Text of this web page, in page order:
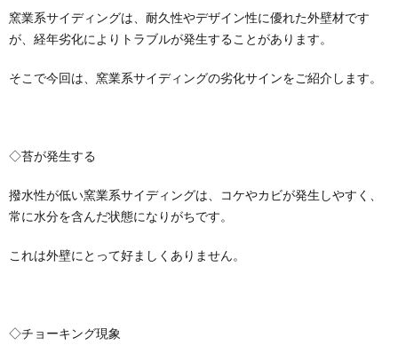
窯業系サイディングは、耐久性やデザイン性に優れた外壁材です
が、経年劣化によりトラブルが発生することがあります。
そこで今回は、窯業系サイディングの劣化サインをご紹介します。
◇苔が発生する
撥水性が低い窯業系サイディングは、コケやカビが発生しやすく、
常に水分を含んだ状態になりがちです。
これは外壁にとって好ましくありません。
◇チョーキング現象